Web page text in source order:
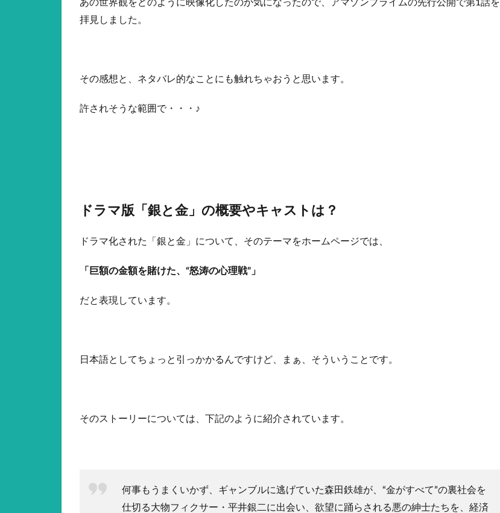
あの世界観をどのように映像化したのか気になったので、アマゾンプライムの先行公開で第1話を
拝見しました。
その感想と、ネタバレ的なことにも触れちゃおうと思います。
許されそうな範囲で・・・♪
ドラマ版「銀と金」の概要やキャストは？
ドラマ化された「銀と金」について、そのテーマをホームページでは、
「巨額の金額を賭けた、“怒涛の心理戦”」
だと表現しています。
日本語としてちょっと引っかかるんですけど、まぁ、そういうことです。
そのストーリーについては、下記のように紹介されています。
何事もうまくいかず、ギャンブルに逃げていた森田鉄雄が、“金がすべて”の裏社会を
仕切る大物フィクサー・平井銀二に出会い、欲望に踊らされる悪の紳士たちを、経済